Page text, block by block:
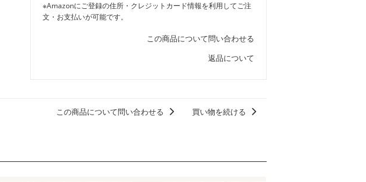
※Amazonにご登録の住所・クレジットカード情報を利用してご注
文・お支払いが可能です。
この商品について問い合わせる
返品について
この商品について問い合わせる 買い物を続ける